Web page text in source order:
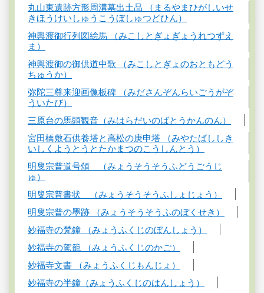
丸山東遺跡方形周溝墓出土品 （まるやまひがしいせ
きほうけいしゅうこうぼしゅつどひん）
神輿渡御行列図絵馬 （みこしとぎょぎょうれつずえ
ま）
神輿渡御の御供道中歌 （みこしとぎょのおともどう
ちゅうか）
弥陀三尊来迎画像板碑 （みださんぞんらいごうがぞ
ういたび）
三原台の馬頭観音（みはらだいのばとうかんのん）
宮田橋敷石供養塔と高松の庚申塔 （みやたばししき
いしくようとうとたかまつのこうしんとう）
明叟宗普道号頌 （みょうそうそうふどうごうじ
ゅ）
明叟宗普書状 （みょうそうそうふしょじょう）
明叟宗普の墨跡 （みょうそうそうふのぼくせき）
妙福寺の梵鐘 （みょうふくじのぼんしょう）
妙福寺の駕籠 （みょうふくじのかご）
妙福寺文書 （みょうふくじもんじょ）
妙福寺の半鐘（みょうふくじのはんしょう）